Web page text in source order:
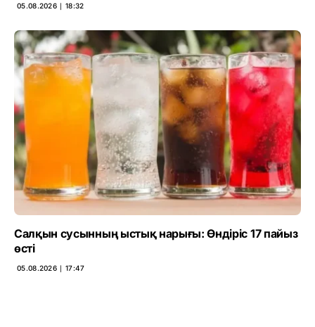
05.08.2026 ∣ 18:32
Салқын сусынның ыстық нарығы: Өндіріс 17 пайыз
өсті
05.08.2026 ∣ 17:47